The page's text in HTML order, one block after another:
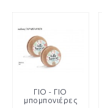
ΓΙΟ - ΓΙΟ
μπομπονιέρες